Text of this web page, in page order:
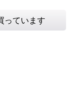
っています